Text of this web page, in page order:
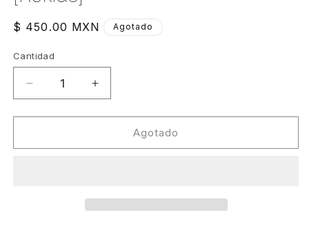
Precio
$ 450.00 MXN Agotado
Cantidad
Cantidad
Reducir
cantidad
para
Slave
Aumentar
cantidad
para
Slave
Agotado